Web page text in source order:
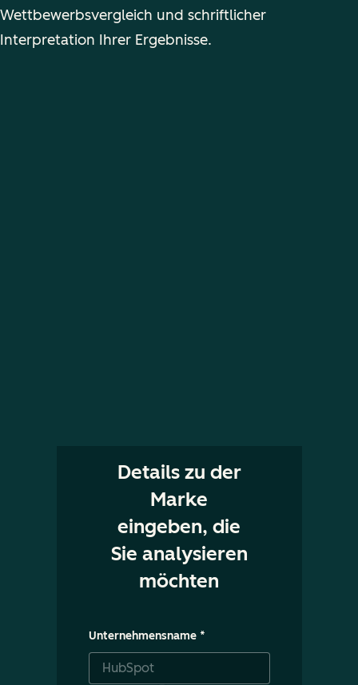
Wettbewerbsvergleich und schriftlicher
Interpretation Ihrer Ergebnisse.
Details zu der
Marke
eingeben, die
Sie analysieren
möchten
Unternehmensname*